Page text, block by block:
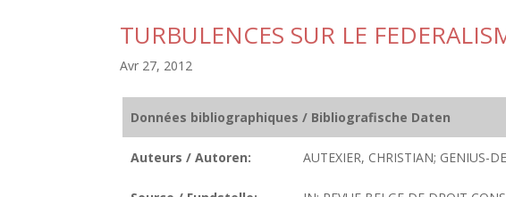
TURBULENCES SUR LE
Avr 27, 2012
Données bibliographiques / Bibliografische Daten
Auteurs / Autoren: AUTEXIER, CHRISTIAN; GENIUS-